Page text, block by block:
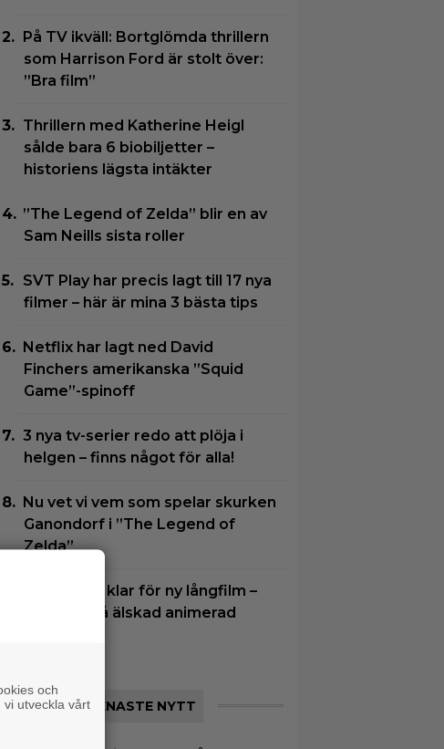
På TV ikväll: Bortglömda thrillern
som Harrison Ford är stolt över:
”Bra film”
Thrillern med Katherine Heigl
sålde bara 6 biobiljetter –
historiens lägsta intäkter
”The Legend of Zelda” blir en av
Sam Neills sista roller
SVT Play har precis lagt till 17 nya
filmer – här är mina 3 bästa tips
Netflix har lagt ned David
Finchers amerikanska ”Squid
Game”-spinoff
3 nya tv-serier redo att plöja i
helgen – finns något för alla!
Nu vet vi vem som spelar skurken
Ganondorf i ”The Legend of
Zelda”
Jim Carrey klar för ny långfilm –
baserad på älskad animerad
SENASTE NYTT
och
utveckla vårt